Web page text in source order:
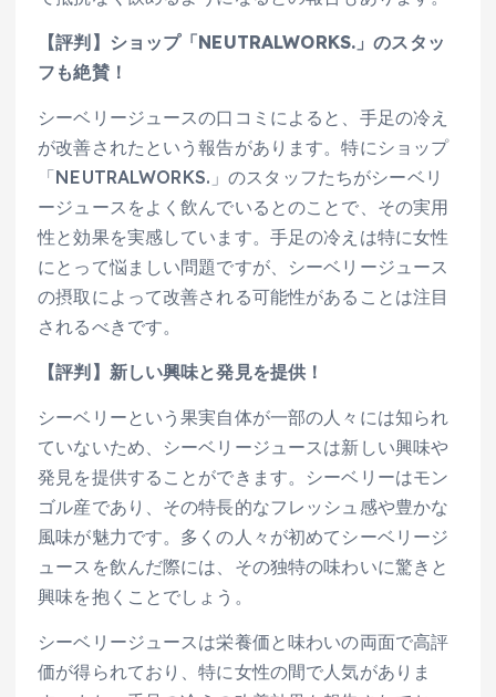
【評判】ショップ「NEUTRALWORKS.」のスタッ
フも絶賛！
シーベリージュースの口コミによると、手足の冷え
が改善されたという報告があります。特にショップ
「NEUTRALWORKS.」のスタッフたちがシーベリ
ージュースをよく飲んでいるとのことで、その実用
性と効果を実感しています。手足の冷えは特に女性
にとって悩ましい問題ですが、シーベリージュース
の摂取によって改善される可能性があることは注目
されるべきです。
【評判】新しい興味と発見を提供！
シーベリーという果実自体が一部の人々には知られ
ていないため、シーベリージュースは新しい興味や
発見を提供することができます。シーベリーはモン
ゴル産であり、その特長的なフレッシュ感や豊かな
風味が魅力です。多くの人々が初めてシーベリージ
ュースを飲んだ際には、その独特の味わいに驚きと
興味を抱くことでしょう。
シーベリージュースは栄養価と味わいの両面で高評
価が得られており、特に女性の間で人気がありま